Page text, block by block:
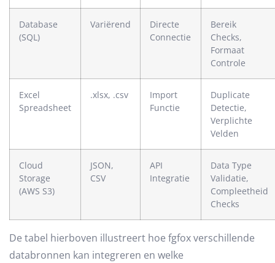
Database
(SQL)
Variërend
Directe
Connectie
Bereik
Checks,
Formaat
Controle
Excel
Spreadsheet
.xlsx, .csv
Import
Functie
Duplicate
Detectie,
Verplichte
Velden
Cloud
Storage
(AWS S3)
JSON,
CSV
API
Integratie
Data Type
Validatie,
Compleetheid
Checks
De tabel hierboven illustreert hoe fgfox verschillende
databronnen kan integreren en welke